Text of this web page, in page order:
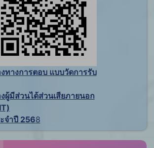
ทางการตอบ แบบวัดการรับ
ผู้มีส่วนได้ส่วนเสียภายนอก
จำปี 2568